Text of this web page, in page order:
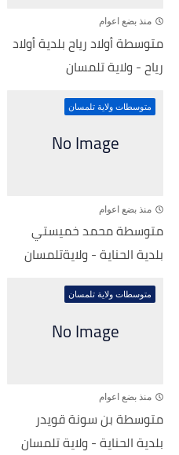
منذ بضع اعوام
متوسطة أولاد رياح بلدية أولاد
رياح - ولاية تلمسان
متوسطات ولاية تلمسان
منذ بضع اعوام
متوسطة محمد خميستي
بلدية الحناية - ولايةتلمسان
متوسطات ولاية تلمسان
منذ بضع اعوام
متوسطة بن سونة قويدر
بلدية الحناية - ولاية تلمسان